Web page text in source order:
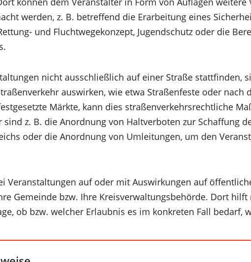
werden, z. B. betreffend die Erarbeitung eines
und Fluchtwegekonzept, Jugendschutz oder die
nicht ausschließlich auf einer Straße stattfinden,
auswirken, wie etwa Straßenfeste oder nach
Märkte, kann dies straßenverkehrsrechtliche
z. B. die Anordnung von Haltverboten zur Schaffung
oder die Anordnung von Umleitungen, um den
Veranstaltungen auf oder mit Auswirkungen auf
Gemeinde bzw. Ihre Kreisverwaltungsbehörde. Dort hilft
ob bzw. welcher Erlaubnis es im konkreten Fall bedarf,